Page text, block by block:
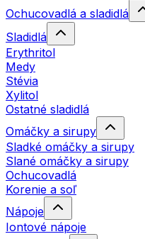
Ochucovadlá a sladidlá
Sladidlá
Erythritol
Medy
Stévia
Xylitol
Ostatné sladidlá
Omáčky a sirupy
Sladké omáčky a sirupy
Slané omáčky a sirupy
Ochucovadlá
Korenie a soľ
Nápoje
Iontové nápoje